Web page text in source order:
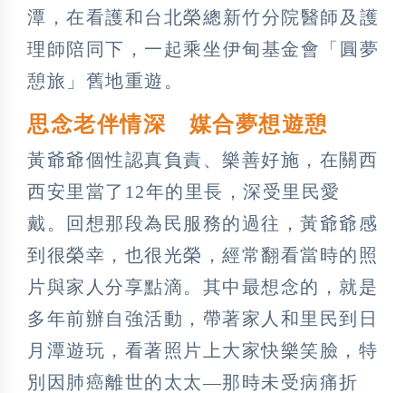
潭，在看護和台北榮總新竹分院醫師及護
理師陪同下，一起乘坐伊甸基金會「圓夢
憩旅」舊地重遊。
思念老伴情深 媒合夢想遊憩
黃爺爺個性認真負責、樂善好施，在關西
西安里當了12年的里長，深受里民愛
戴。回想那段為民服務的過往，黃爺爺感
到很榮幸，也很光榮，經常翻看當時的照
片與家人分享點滴。其中最想念的，就是
多年前辦自強活動，帶著家人和里民到日
月潭遊玩，看著照片上大家快樂笑臉，特
別因肺癌離世的太太—那時未受病痛折